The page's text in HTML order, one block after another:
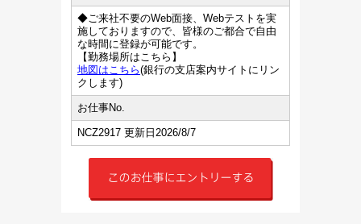
◆ご来社不要のWeb面接、Webテストを実
施しておりますので、皆様のご都合で自由
な時間に登録が可能です。
【勤務場所はこちら】
地図はこちら(銀行の支店案内サイトにリン
クします)
お仕事No.
NCZ2917 更新日2026/8/7